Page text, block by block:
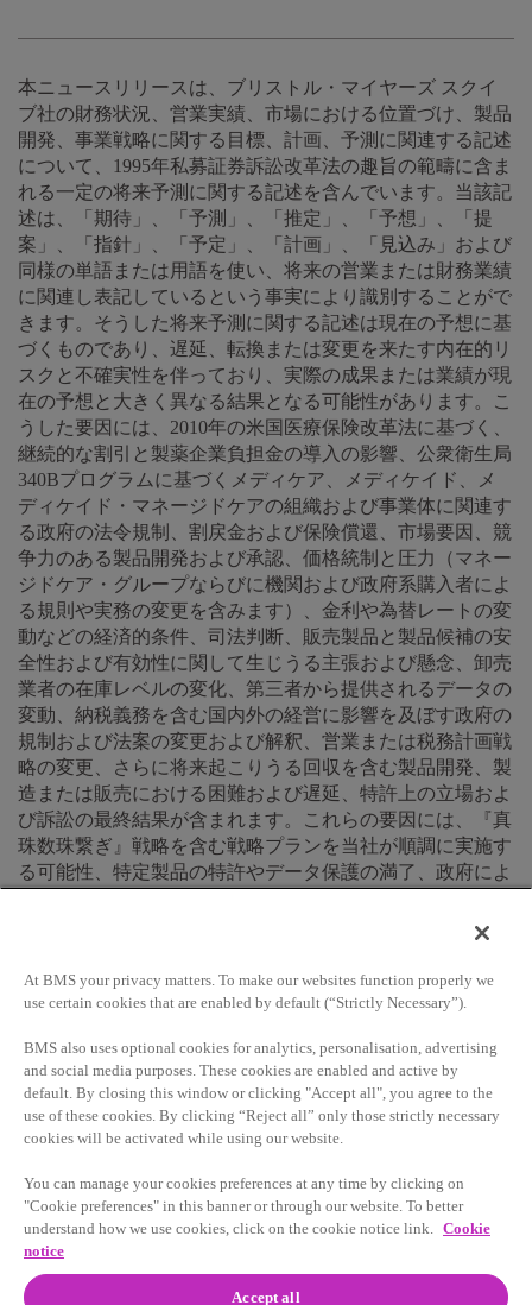
本ニュースリリースは、ブリストル・マイヤーズ スクイ
ブ社の財務状況、営業実績、市場における位置づけ、製品
開発、事業戦略に関する目標、計画、予測に関連する記述
について、1995年私募証券訴訟改革法の趣旨の範疇に含ま
れる一定の将来予測に関する記述を含んでいます。当該記
述は、「期待」、「予測」、「推定」、「予想」、「提
案」、「指針」、「予定」、「計画」、「見込み」および
同様の単語または用語を使い、将来の営業または財務業績
に関連し表記しているという事実により識別することがで
きます。そうした将来予測に関する記述は現在の予想に基
づくものであり、遅延、転換または変更を来たす内在的リ
スクと不確実性を伴っており、実際の成果または業績が現
在の予想と大きく異なる結果となる可能性があります。こ
うした要因には、2010年の米国医療保険改革法に基づく、
継続的な割引と製薬企業負担金の導入の影響、公衆衛生局
340Bプログラムに基づくメディケア、メディケイド、メ
ディケイド・マネージドケアの組織および事業体に関連す
る政府の法令規制、割戻金および保険償還、市場要因、競
争力のある製品開発および承認、価格統制と圧力（マネー
ジドケア・グループならびに機関および政府系購入者によ
る規則や実務の変更を含みます）、金利や為替レートの変
動などの経済的条件、司法判断、販売製品と製品候補の安
全性および有効性に関して生じうる主張および懸念、卸売
業者の在庫レベルの変化、第三者から提供されるデータの
変動、納税義務を含む国内外の経営に影響を及ぼす政府の
規制および法案の変更および解釈、営業または税務計画戦
略の変更、さらに将来起こりうる回収を含む製品開発、製
造または販売における困難および遅延、特許上の立場およ
び訴訟の最終結果が含まれます。これらの要因には、『真
珠数珠繋ぎ』戦略を含む戦略プランを当社が順調に実施す
る可能性、特定製品の特許やデータ保護の満了、政府によ
しては、今後の臨床試験が今回のリリースに記載するデー
業的に成功するという保証はありません。また、承認を申
請し、その申請を予定の期限までに行う、または契約上の
れらやその他のリスクと不確実性に関する詳細および検討
については、当期報告書（Form 8-K）、四半期報告書
（Form 10-Q）、年次報告書（Form 10-K）など、当社が証
券取引委員会に提示または提出した定期報告書をご参照く
ず、一切の将来予測等に関する記述について、公に更新す
る義務を負うものではありません。
用」を含みます）につきましては、ブリストル・マイヤー
At BMS your privacy matters. To make our websites function properly we
use certain cookies that are enabled by default (“Strictly Necessary”).
BMS also uses optional cookies for analytics, personalisation, advertising
and social media purposes. These cookies are enabled and active by
default. By closing this window or clicking "Accept all", you agree to the
use of these cookies. By clicking “Reject all” only those strictly necessary
cookies will be activated while using our website.
You can manage your cookies preferences at any time by clicking on
"Cookie preferences" in this banner or through our website. To better
understand how we use cookies, click on the cookie notice link. Cookie
notice
Accept all